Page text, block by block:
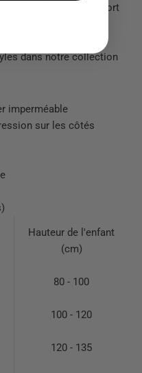
qualité, il assure confort
pour les journées
avec brio.
dans notre collection
imperméable
sur les côtés
Hauteur de l'enfant
(cm)
80 - 100
100 - 120
120 - 135